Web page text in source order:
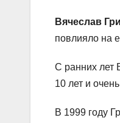
Вячеслав
повлияло на
С ранних лет
10 лет и
В 1999 году